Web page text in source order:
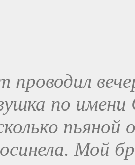
проводил
по
Мой